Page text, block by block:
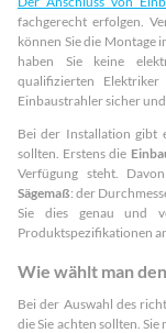
fachgerecht erfolgen.
können Sie die Montage
haben Sie keine
qualifizierten
Einbaustrahler sicher
Bei der Installation gibt
sollten. Erstens die
Verfügung steht.
Sägemaß: der
Sie dies genau und
Produktspezifikationen
Wie wählt man
Bei der Auswahl des
die Sie achten sollten.